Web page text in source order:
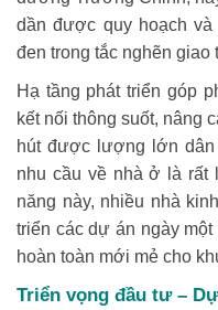
dần được quy hoạch
đen trong tắc nghẽn giao
Hạ tầng phát triển góp
kết nối thông suốt, nâng
hút được lượng lớn
nhu cầu về nhà ở là rất
năng này, nhiều nhà
triển các dự án ngày
hoàn toàn mới mẻ cho
Triển vọng đầu tư –